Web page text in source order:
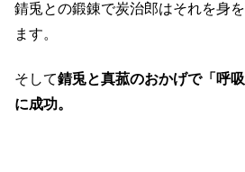
錆兎との鍛錬で炭治郎はそれを身
ます。
そして錆兎と真菰のおかげで「呼
に成功。